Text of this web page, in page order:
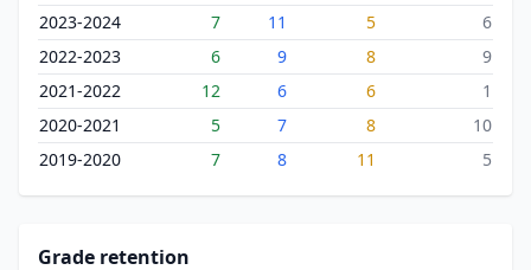
2023-2024
7 11 5
6
2022-2023
6 9 8
9
2021-2022
12 6 6
1
2020-2021
5 7 8
10
2019-2020
7 8 11 5
Grade retention